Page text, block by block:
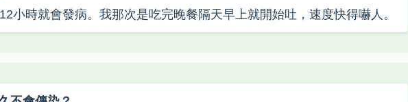
小時就會發病。我那次是吃完晚餐隔天早上就開始吐，速度快得嚇人。